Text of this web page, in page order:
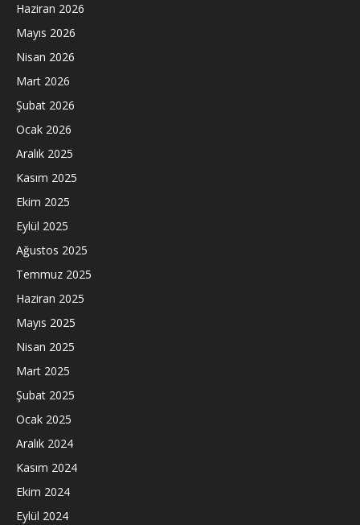
Haziran 2026
Mayıs 2026
Nisan 2026
Mart 2026
Şubat 2026
Ocak 2026
Aralık 2025
Kasım 2025
Ekim 2025
Eylül 2025
Ağustos 2025
Temmuz 2025
Haziran 2025
Mayıs 2025
Nisan 2025
Mart 2025
Şubat 2025
Ocak 2025
Aralık 2024
Kasım 2024
Ekim 2024
Eylül 2024